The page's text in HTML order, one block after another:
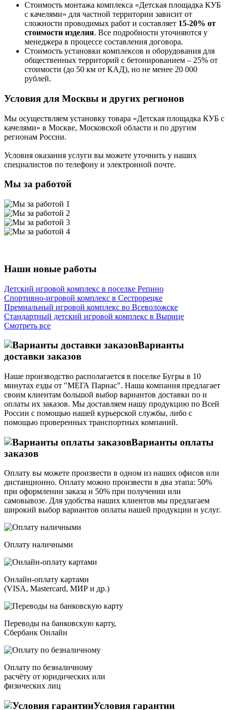
Стоимость монтажа комплекса «Детская площадка КУБ
с качелями» для частной территории зависит от
сложности проводимых работ и составляет 15-20% от
стоимости изделия. Все подробности уточняются у
менеджера в процессе составления договора.
Стоимость установки комплексов и оборудования для
общественных территорий с бетонированием – 25% от
стоимости (до 50 км от КАД), но не менее 20 000
рублей.
Условия для Москвы и других регионов
Мы осуществляем установку товара «Детская площадка КУБ с
качелями» в Москве, Московской области и по другим
регионам России.
Условия оказания услуги вы можете уточнить у наших
специалистов по телефону и электронной почте.
Мы за работой
Наши новые работы
Детский игровой комплекс в поселке Репино
Спортивно-игровой комплекс в Сестрорецке
Премиальный игровой комплекс во Всеволожске
Стандартный детский игровой комплекс в Вырице
Смотреть все
Варианты
доставки заказов
Наше производство располагается в поселке Бугры в 10
минутах езды от "МЕГА Парнас". Наша компания предлагает
своим клиентам большой выбор вариантов доставки по и
оплаты их заказов. Мы доставляем нашу продукцию по Всей
России с помощью нашей курьерской службы, либо с
помощью проверенных транспортных компаний.
Варианты оплаты
заказов
Оплату вы можете произвести в одном из наших офисов или
дистанционно. Оплату можно произвести в два этапа: 50%
при оформлении заказа и 50% при получении или
самовывозе. Для удобства наших клиентов мы предлагаем
широкий выбор вариантов оплаты нашей продукции и услуг.
Оплату наличными
Онлайн-оплату картами
(VISA, Mastercard, МИР и др.)
Переводы на банковскую карту,
Сбербанк Онлайн
Оплату по безналичному
расчёту от юридических или
физических лиц
Условия гарантии